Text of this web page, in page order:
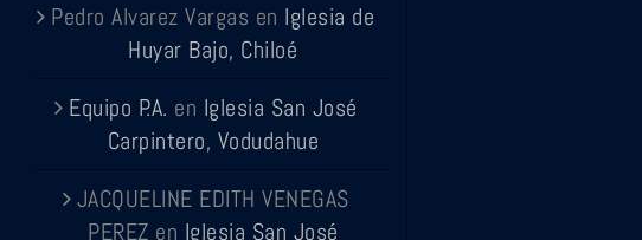
Pedro Alvarez Vargas en Iglesia de
Huyar Bajo, Chiloé
Equipo P.A. en Iglesia San José
Carpintero, Vodudahue
JACQUELINE EDITH VENEGAS
PEREZ en Iglesia San José